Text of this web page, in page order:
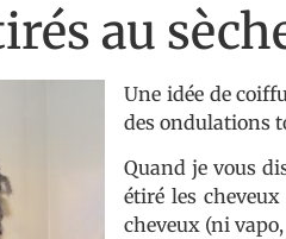
au
Une idée de
des ondulations
Quand je vous
étiré les
cheveux (ni